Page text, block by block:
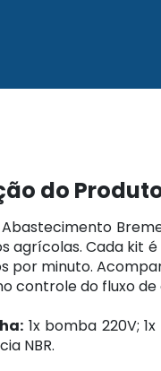
do
agrícolas. Cada kit
por minuto.
controle do fluxo
1x bomba 220V;
NBR.